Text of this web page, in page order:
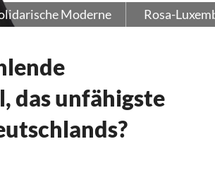
Moderne Rosa-
das unfähigste
Solidarisches EUropa -